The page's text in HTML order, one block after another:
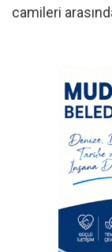
camileri